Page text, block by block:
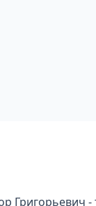
Григорьевич